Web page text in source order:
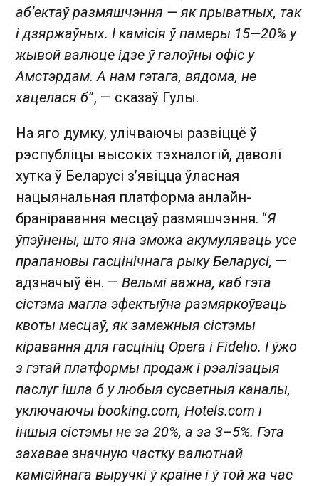
аб’ектаў размяшчэння — як прыватных, так
і дзяржаўных. І камісія ў памеры 15—20% у
жывой валюце ідзе ў галоўны офіс у
Амстэрдам. А нам гэтага, вядома, не
хацелася б”, — сказаў Гулы.
На яго думку, улічваючы развіццё ў
рэспубліцы высокіх тэхналогій, даволі
хутка ў Беларусі з’явіцца ўласная
нацыянальная платформа анлайн-
браніравання месцаў размяшчэння. “Я
ўпэўнены, што яна зможа акумуляваць усе
прапановы гасцінічнага рыку Беларусі, —
адзначыў ён. — Вельмі важна, каб гэта
сістэма магла эфектыўна размяркоўваць
квоты месцаў, як замежныя сістэмы
кіравання для гасцініц Opera і Fidelio. І ўжо
з гэтай платформы продаж і рэалізацыя
паслуг ішла б у любыя сусветныя каналы,
уключаючы booking.com, Hotels.com і
іншыя сістэмы не за 20%, а за 3–5%. Гэта
захавае значную частку валютнай
камісійнага выручкі ў краіне і ў той жа час